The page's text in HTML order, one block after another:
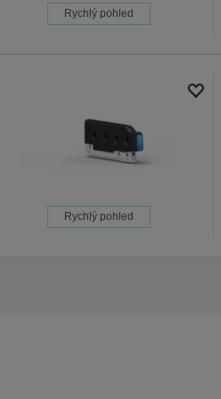
Rychlý pohled
Rychlý pohled